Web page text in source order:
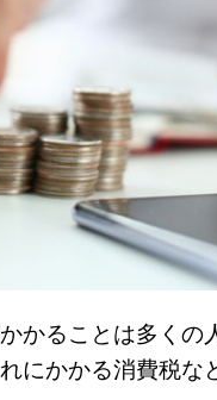
かることは多くの
にかかる消費税な